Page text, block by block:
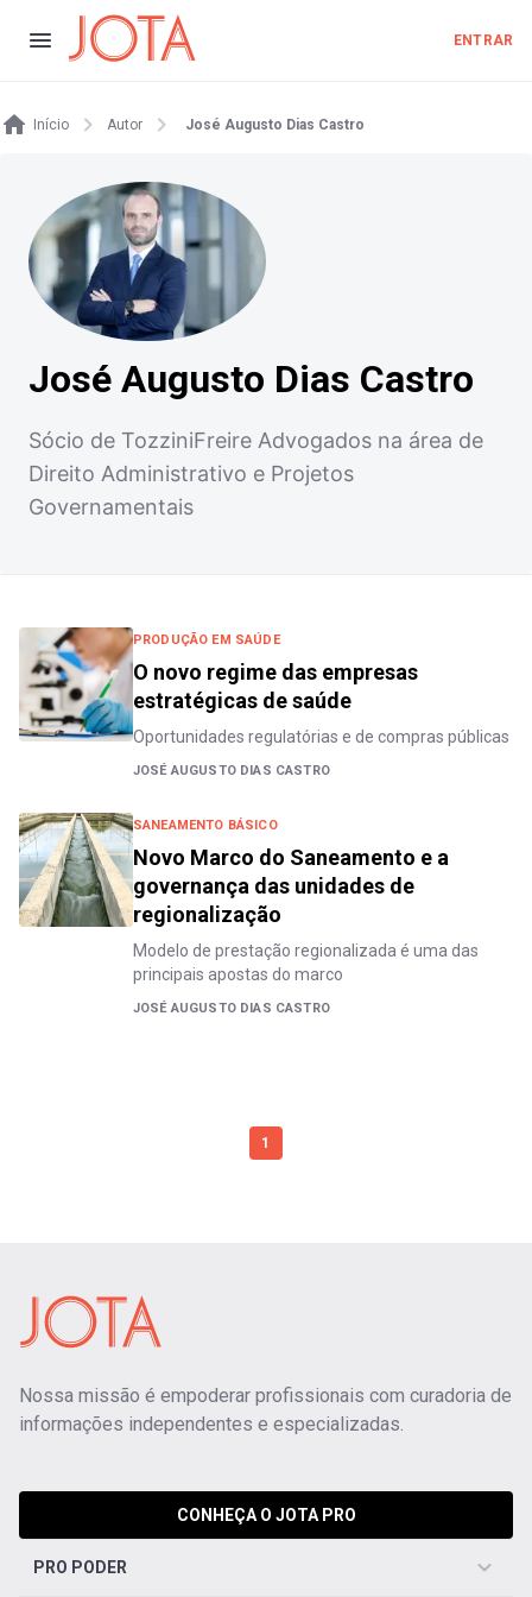
ENTRAR
Início Autor José Augusto Dias Castro
José Augusto Dias Castro
Sócio de TozziniFreire Advogados na área de
Direito Administrativo e Projetos
Governamentais
PRODUÇÃO EM SAÚDE
O novo regime das empresas
estratégicas de saúde
Oportunidades regulatórias e de compras públicas
JOSÉ AUGUSTO DIAS CASTRO
SANEAMENTO BÁSICO
Novo Marco do Saneamento e a
governança das unidades de
regionalização
Modelo de prestação regionalizada é uma das
principais apostas do marco
JOSÉ AUGUSTO DIAS CASTRO
1
Nossa missão é empoderar profissionais com curadoria de
informações independentes e especializadas.
CONHEÇA O JOTA PRO
PRO PODER